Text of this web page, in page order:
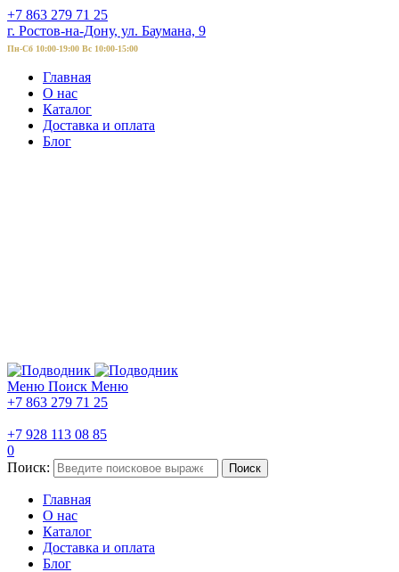
+7 863 279 71 25
г. Ростов-на-Дону, ул. Баумана, 9
Пн-Сб 10:00-19:00 Вс 10:00-15:00
Главная
О нас
Каталог
Доставка и оплата
Блог
Меню Поиск Меню
+7 863 279 71 25
+7 928 113 08 85
0
Поиск:
Поиск
Главная
О нас
Каталог
Доставка и оплата
Блог